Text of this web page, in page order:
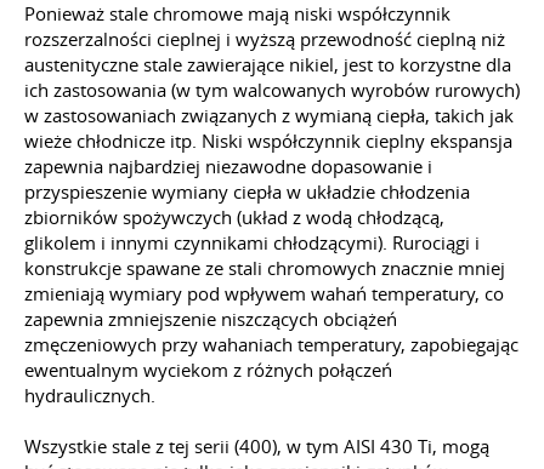
Ponieważ stale chromowe mają niski współczynnik
rozszerzalności cieplnej i wyższą przewodność cieplną niż
austenityczne stale zawierające nikiel, jest to korzystne dla
ich zastosowania (w tym walcowanych wyrobów rurowych)
w zastosowaniach związanych z wymianą ciepła, takich jak
wieże chłodnicze itp. Niski współczynnik cieplny ekspansja
zapewnia najbardziej niezawodne dopasowanie i
przyspieszenie wymiany ciepła w układzie chłodzenia
zbiorników spożywczych (układ z wodą chłodzącą,
glikolem i innymi czynnikami chłodzącymi). Rurociągi i
konstrukcje spawane ze stali chromowych znacznie mniej
zmieniają wymiary pod wpływem wahań temperatury, co
zapewnia zmniejszenie niszczących obciążeń
zmęczeniowych przy wahaniach temperatury, zapobiegając
ewentualnym wyciekom z różnych połączeń
hydraulicznych.
Wszystkie stale z tej serii (400), w tym AISI 430 Ti, mogą